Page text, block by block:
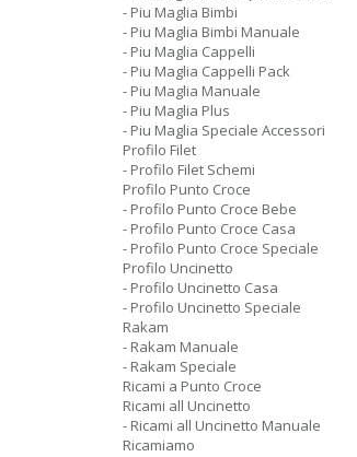
- Piu Maglia Bimbi
- Piu Maglia Bimbi Manuale
- Piu Maglia Cappelli
- Piu Maglia Cappelli Pack
- Piu Maglia Manuale
- Piu Maglia Plus
- Piu Maglia Speciale Accessori
Profilo Filet
- Profilo Filet Schemi
Profilo Punto Croce
- Profilo Punto Croce Bebe
- Profilo Punto Croce Casa
- Profilo Punto Croce Speciale
Profilo Uncinetto
- Profilo Uncinetto Casa
- Profilo Uncinetto Speciale
Rakam
- Rakam Manuale
- Rakam Speciale
Ricami a Punto Croce
Ricami all Uncinetto
- Ricami all Uncinetto Manuale
Ricamiamo